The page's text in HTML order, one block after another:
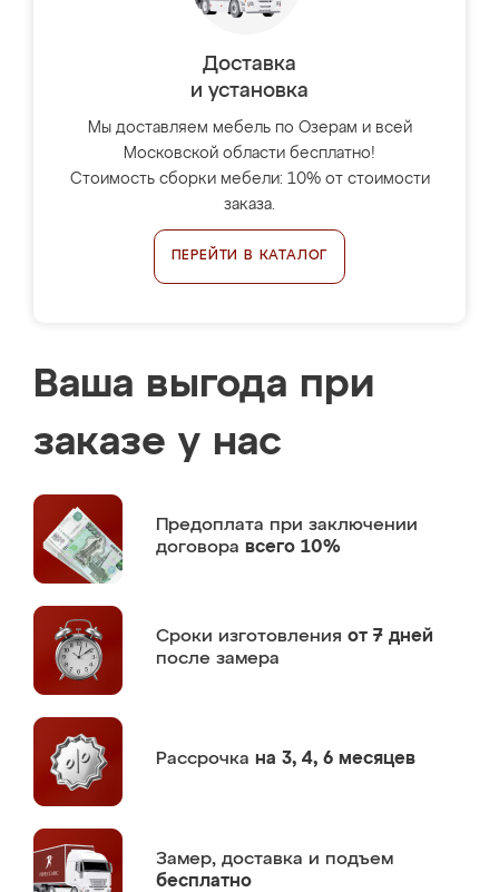
Доставка
и установка
Мы доставляем мебель по Озерам и всей
Московской области бесплатно!
Стоимость сборки мебели: 10% от стоимости
заказа.
ПЕРЕЙТИ В КАТАЛОГ
Ваша выгода при
заказе у нас
Предоплата при заключении
договора всего 10%
Сроки изготовления от 7 дней
после замера
Рассрочка на 3, 4, 6 месяцев
Замер, доставка и подъем
бесплатно